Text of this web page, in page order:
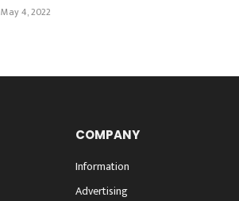
May 4, 2022
COMPANY
Information
Advertising